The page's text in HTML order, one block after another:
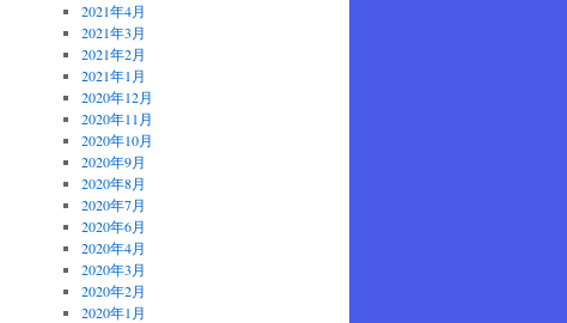
2021年4月
2021年3月
2021年2月
2021年1月
2020年12月
2020年11月
2020年10月
2020年9月
2020年8月
2020年7月
2020年6月
2020年4月
2020年3月
2020年2月
2020年1月